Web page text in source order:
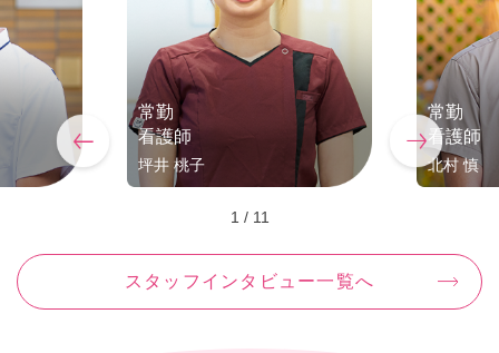
常勤
看護師
坪井 桃子
常勤
看護師
北村 慎
1 / 11
スタッフインタビュー一覧へ